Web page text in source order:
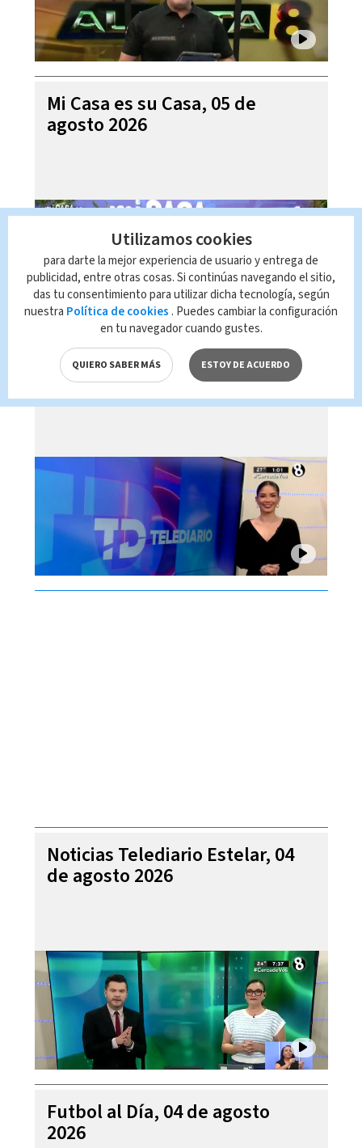
Mi Casa es su Casa, 05 de
agosto 2026
Telediario En Directo con Paula
Brenes, 05 de agosto 2026
Noticias Telediario Estelar, 04
de agosto 2026
Futbol al Día, 04 de agosto
2026
Utilizamos cookies
para darte la mejor experiencia de usuario y entrega de
publicidad, entre otras cosas. Si continúas navegando el sitio,
das tu consentimiento para utilizar dicha tecnología, según
nuestra Política de cookies . Puedes cambiar la configuración
en tu navegador cuando gustes.
QUIERO SABER MÁS ESTOY DE ACUERDO